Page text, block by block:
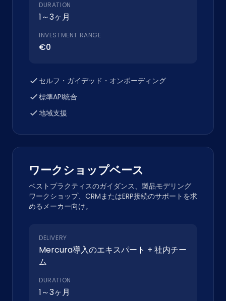
DURATION
1～3ヶ月
INVESTMENT RANGE
€0
セルフ・ガイデッド・オンボーディング
標準API統合
地域支援
ワークショップベース
ベストプラクティスのガイダンス、製品モデリング
ワークショップ、CRMまたはERP接続のサポートを求
めるメーカー向け。
DELIVERY
Mercura導入のエキスパート + 社内チー
ム
DURATION
1～3ヶ月